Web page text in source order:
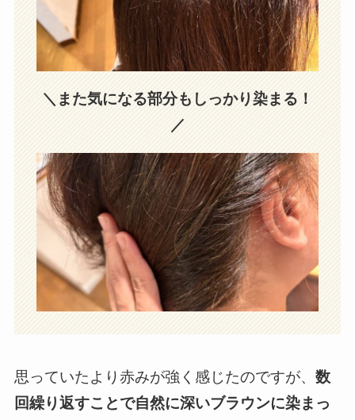
＼また気になる部分もしっかり染まる！
／
思っていたより赤みが強く感じたのですが、 数
回繰り返すことで自然に深いブラウンに染まっ